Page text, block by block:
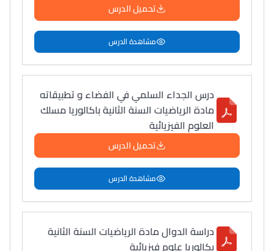
تحميل الدرس
مشاهدة الدرس
درس الجداء السلمي في الفضاء و تطبيقاته
مادة الرياضيات السنة الثانية باكالوريا مسلك
العلوم الفيزيائية
تحميل الدرس
مشاهدة الدرس
دراسة الدوال مادة الرياضيات السنة الثانية
بكالوريا علوم فيزيائية